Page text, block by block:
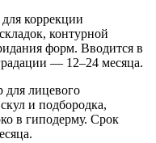
коррекции
контурной
форм. Вводится в
— 12–24 месяца.
лицевого
и подбородка,
в гиподерму. Срок